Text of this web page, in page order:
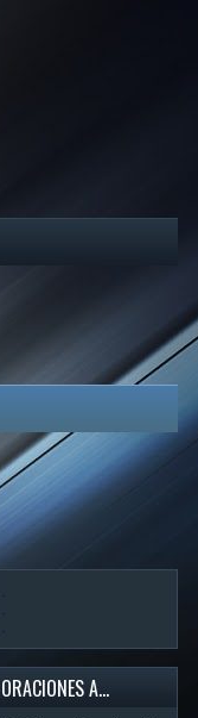
ORACIONES A...